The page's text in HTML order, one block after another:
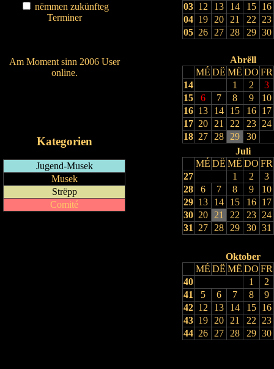
nëmmen zukünfteg
Terminer
Am Moment sinn 2006 User
online.
Kategorien
Jugend-Musek
Musek
Strëpp
Comité
03 12 13 14 15
16
04 19 20 21 22
23
05 26 27 28 29 30
Abrëll
MÉ DË MË DO FR
14
1 2
3
15
6 7 8 9
10
16 13 14 15 16
17
17 20 21 22 23
24
18 27 28 29
30
Juli
MÉ DË MË DO FR
27
1 2
3
28
6 7 8 9
10
29 13 14 15 16
17
30 20 21 22 23
24
31
27 28 29 30 31
Oktober
MÉ DË MË DO FR
40
1
2
41
5 6 7 8
9
42 12 13 14 15
16
43 19 20 21 22
23
44 26 27 28 29 30